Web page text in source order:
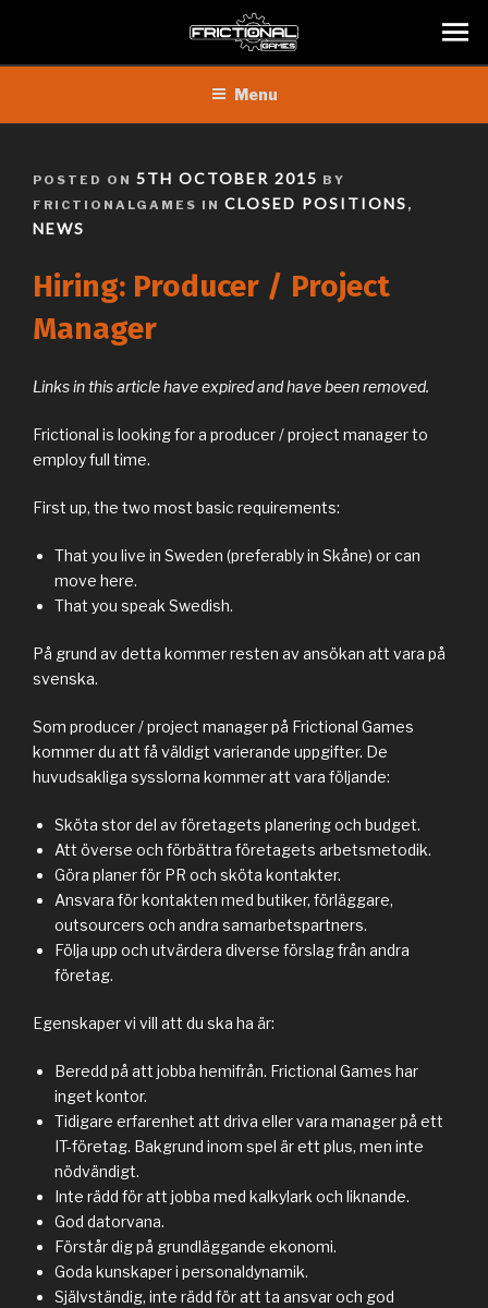
content
Menu
POSTED ON POSTED
5TH OCTOBER 2015 BY
FRICTIONALGAMES IN CLOSED POSITIONS ,
NEWS
Hiring: Producer / Project
Manager
Links in this article have expired and have been removed.
Frictional is looking for a producer / project manager to
employ full time.
First up, the two most basic requirements:
That you live in Sweden (preferably in Skåne) or can
move here.
That you speak Swedish.
På grund av detta kommer resten av ansökan att vara på
svenska.
Som producer / project manager på Frictional Games
kommer du att få väldigt varierande uppgifter. De
huvudsakliga sysslorna kommer att vara följande:
Sköta stor del av företagets planering och budget.
Att överse och förbättra företagets arbetsmetodik.
Göra planer för PR och sköta kontakter.
Ansvara för kontakten med butiker, förläggare,
outsourcers och andra samarbetspartners.
Följa upp och utvärdera diverse förslag från andra
företag.
Egenskaper vi vill att du ska ha är:
Beredd på att jobba hemifrån. Frictional Games har
inget kontor.
Tidigare erfarenhet att driva eller vara manager på ett
IT-företag. Bakgrund inom spel är ett plus, men inte
nödvändigt.
Inte rädd för att jobba med kalkylark och liknande.
God datorvana.
Förstår dig på grundläggande ekonomi.
Goda kunskaper i personaldynamik.
Självständig, inte rädd för att ta ansvar och god